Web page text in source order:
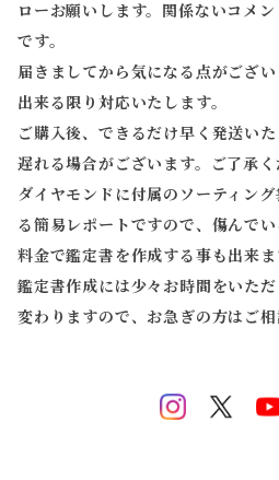
ローお願いします。関係ないコメ
です。
届きましてから気になる点がござ
出来る限り対応いたします。
ご購入後、できるだけ早く発送い
遅れる場合がございます。ご了承く
ダイヤモンドに付属のソーティン
る簡易レポートですので、傷んで
料金で鑑定書を作成する事も出来ま
鑑定書作成には少々お時間をいた
変わりますので、お急ぎの方はご相